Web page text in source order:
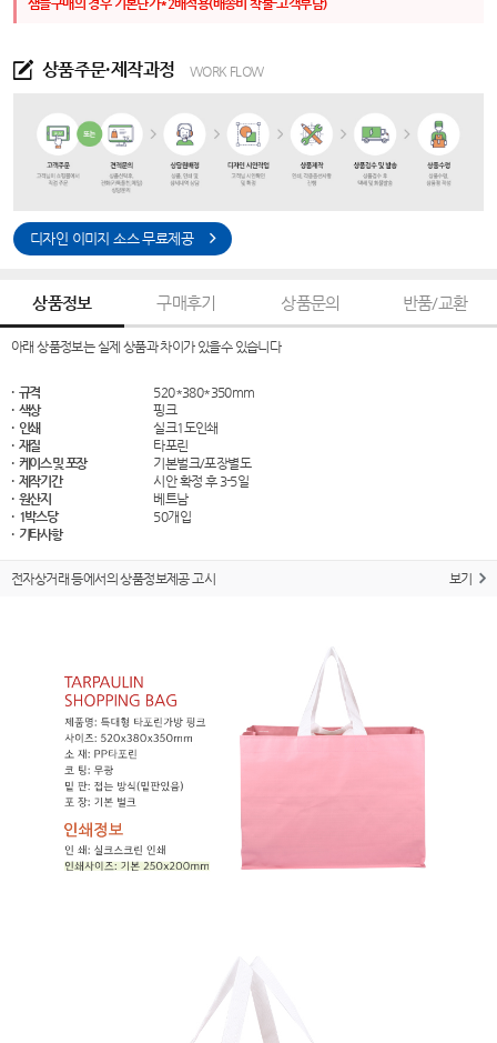
샘플구매의 경우 기본단가*2배적용(배송비 착불-고객부담)
상품주문·제작과정 WORK FLOW
디자인 이미지 소스 무료제공
상품정보 구매후기 상품문의 반품/교환
아래 상품정보는 실제 상품과 차이가 있을수 있습니다
· 규격
520*380*350mm
· 색상
핑크
· 인쇄
실크1도인쇄
· 재질
타포린
· 케이스 및 포장
기본벌크/포장별도
· 제작기간
시안 확정 후 3-5일
· 원산지
베트남
· 1박스당
50개입
· 기타사항
전자상거래 등에서의 상품정보제공 고시 보기